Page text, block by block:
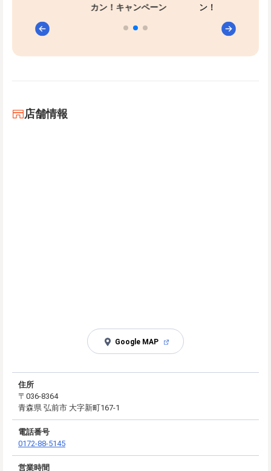
カン！キャンペーン
ン！
店舗情報
Google MAP
住所
〒036-8364
青森県 弘前市 大字新町167-1
電話番号
0172-88-5145
営業時間